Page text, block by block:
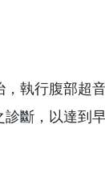
執行腹部超
斷，以達到